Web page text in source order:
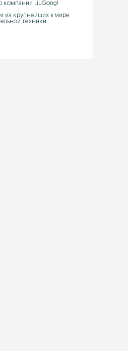
компании LiuGong!
из крупнейших в мире
техники.